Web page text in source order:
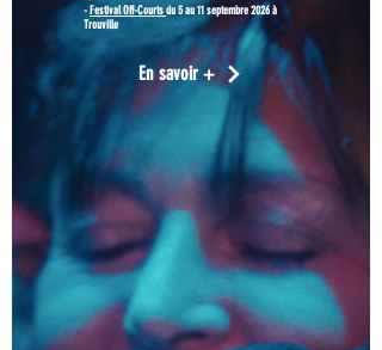
-Festival Off-Courtsdu 5 au 11 septembre 2026 à
Trouville
En savoir +